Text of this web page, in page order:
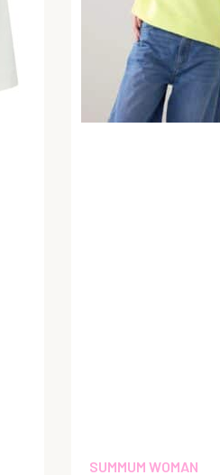
SUMMUM WOMAN